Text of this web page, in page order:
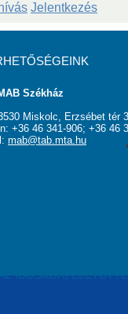
Esték
Tudomány a
kutatások köréből 2022.
IDŐSKORI
Jelentkezés
Székház
Miskolc, Erzsébet tér
+36 46 341-906; +36 46
mab@tab.mta.hu